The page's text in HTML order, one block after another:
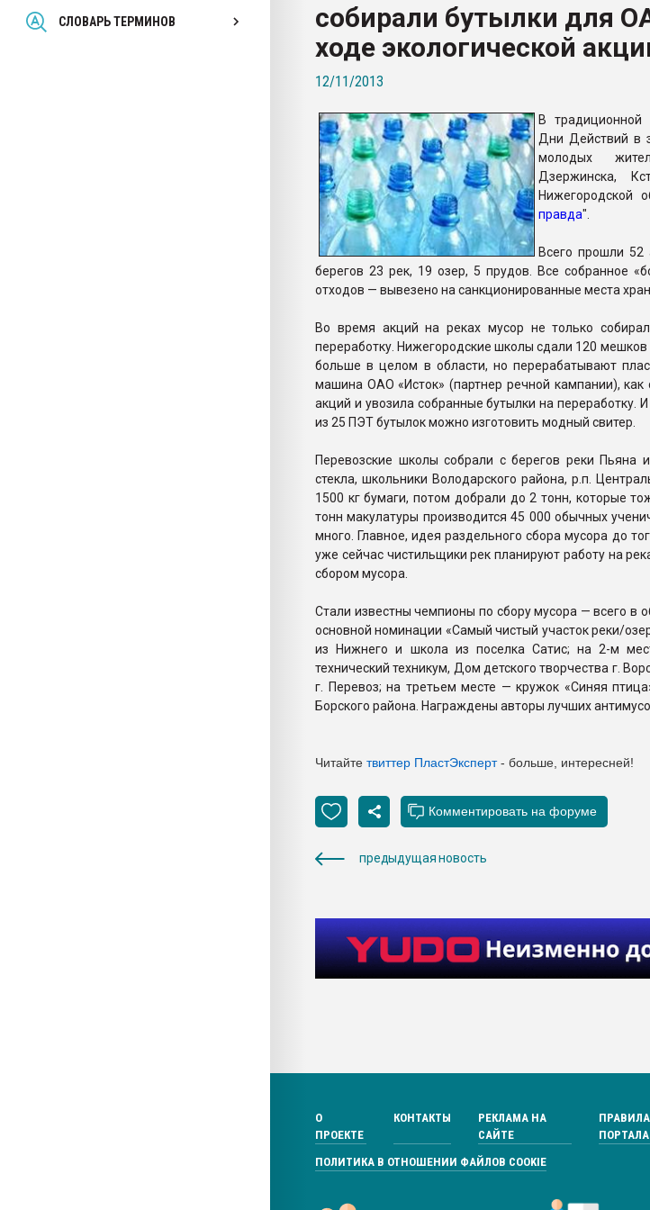
СЛОВАРЬ ТЕРМИНОВ
Всё, что касается выдува ПЭТ
бутылок
ПЕРЕЙТИ НА ФОРУМ
собирали бутылки для
ходе экологической
12/11/2013
В традиционной
Дни Действий в
молодых
Дзержинска,
Нижегородской
правда".
Всего прошли
берегов 23 рек, 19 озер, 5 прудов. Все собранное
отходов — вывезено на санкционированные места
Во время акций на реках мусор не только
переработку. Нижегородские школы сдали 120
больше в целом в области, но перерабатывают
машина ОАО «Исток» (партнер речной кампании),
акций и увозила собранные бутылки на переработку.
из 25 ПЭТ бутылок можно изготовить модный свитер.
Перевозские школы собрали с берегов реки Пьяна
стекла, школьники Володарского района, р.п.
1500 кг бумаги, потом добрали до 2 тонн, которые
тонн макулатуры производится 45 000 обычных
много. Главное, идея раздельного сбора мусора до
уже сейчас чистильщики рек планируют работу на
сбором мусора.
Стали известны чемпионы по сбору мусора — всего в
основной номинации «Самый чистый участок реки/
из Нижнего и школа из поселка Сатис; на 2-м
технический техникум, Дом детского творчества г.
г. Перевоз; на третьем месте — кружок «Синяя
Борского района. Награждены авторы лучших
Читайте твиттер ПластЭксперт- больше, интересней!
предыдущая новость
О
ПРОЕКТЕ
КОНТАКТЫ
РЕКЛАМА НА
САЙТЕ
ПРАВИЛА
ПОРТАЛА
ПОЛИТИКА В ОТНОШЕНИИ ФАЙЛОВ COOKIE